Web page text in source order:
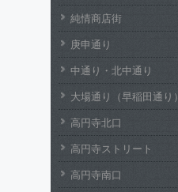
純情商店街
庚申通り
中通り・北中通り
大場通り（早稲田通り）
高円寺北口
高円寺ストリート
高円寺南口